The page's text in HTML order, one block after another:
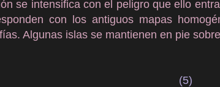
se intensifica con el peligro que ello
con los antiguos mapas
Algunas islas se mantienen en pie
(5)